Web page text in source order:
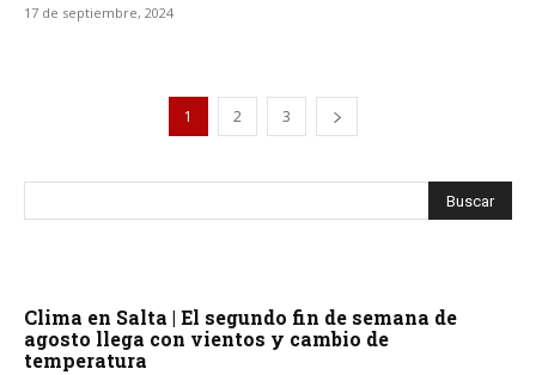
17 de septiembre, 2024
1 2 3
Clima en Salta | El segundo fin de semana de
agosto llega con vientos y cambio de
temperatura